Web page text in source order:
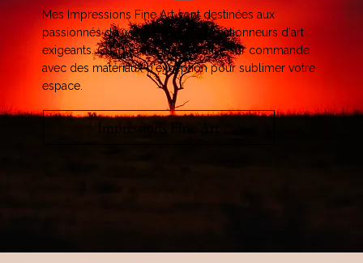
Mes Impressions Fine Art sont destinées aux
passionnés de wildlife et aux collectionneurs d'art
exigeants. Chaque tirage est réalisé sur commande
avec des matériaux d'exception pour sublimer votre
espace.
Impressions Fine Art